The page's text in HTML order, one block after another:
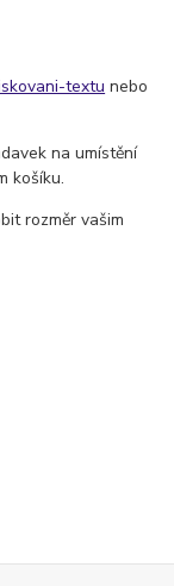
textu nebo
na umístění
košíku.
rozměr vašim